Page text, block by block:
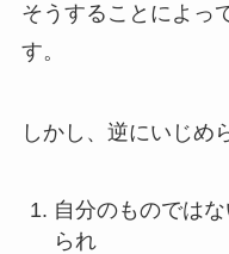
そうすることによっ
す。
しかし、逆にいじめ
自分のものでは
られ